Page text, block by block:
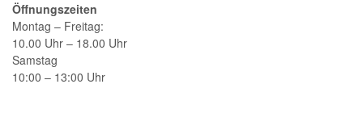
Öffnungszeiten
Montag – Freitag:
10.00 Uhr – 18.00 Uhr
Samstag
10:00 – 13:00 Uhr